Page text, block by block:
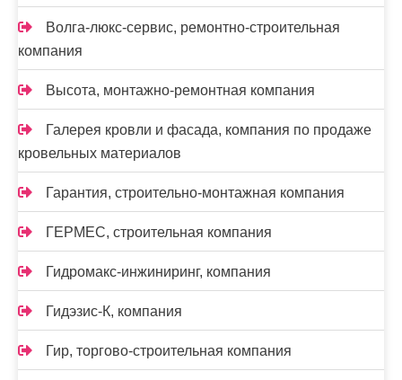
Волга-люкс-сервис, ремонтно-строительная
компания
Высота, монтажно-ремонтная компания
Галерея кровли и фасада, компания по продаже
кровельных материалов
Гарантия, строительно-монтажная компания
ГЕРМЕС, строительная компания
Гидромакс-инжиниринг, компания
Гидэзис-К, компания
Гир, торгово-строительная компания